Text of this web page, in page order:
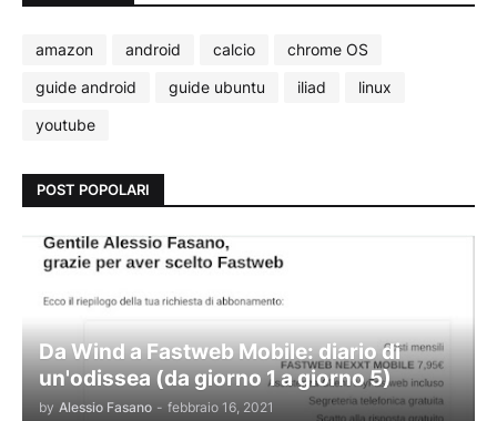
amazon android calcio
chrome OS
guide android
guide ubuntu iliad
linux
youtube
POST POPOLARI
Da Wind a Fastweb Mobile: diario di
un'odissea (da giorno 1 a giorno 5)
by Alessio Fasano - febbraio 16, 2021